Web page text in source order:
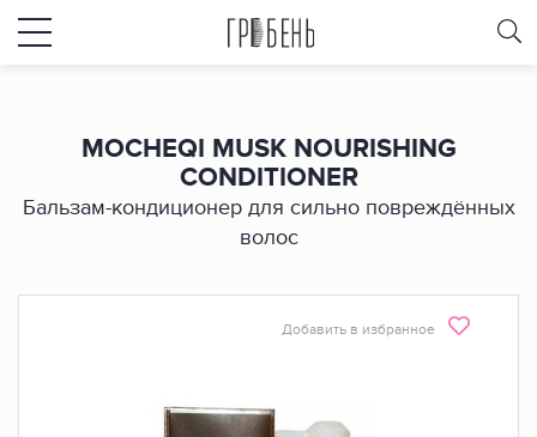
MOCHEQI MUSK NOURISHING
CONDITIONER
Бальзам-кондиционер для сильно повреждённых
волос
Добавить в избранное